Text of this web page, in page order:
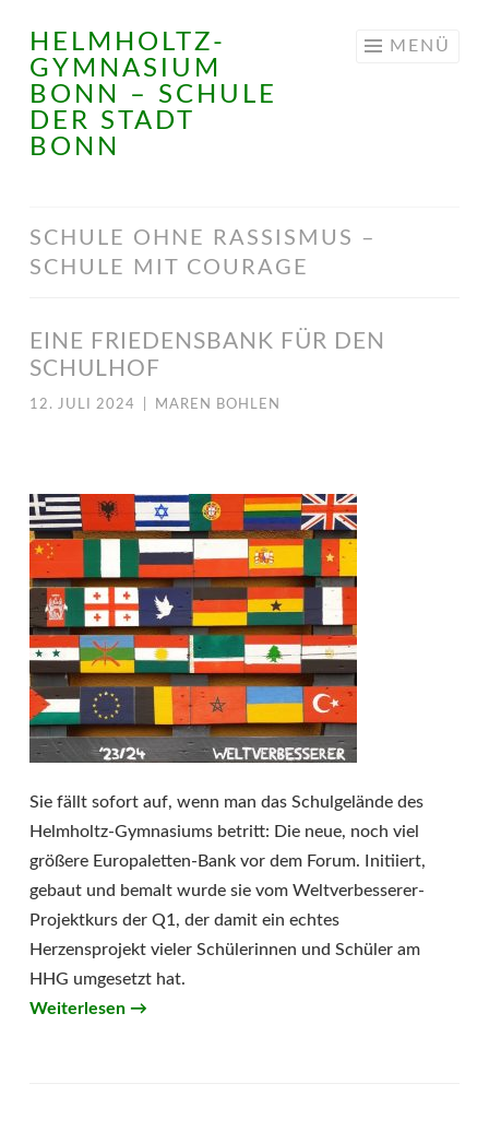
Springe
zum
Inhalt
HELMHOLTZ-
GYMNASIUM
BONN – SCHULE
DER STADT
BONN
MENÜ
SCHULE OHNE RASSISMUS –
SCHULE MIT COURAGE
EINE FRIEDENSBANK FÜR DEN
SCHULHOF
12. JULI 2024 MAREN BOHLEN
Sie fällt sofort auf, wenn man das Schulgelände des
Helmholtz-Gymnasiums betritt: Die neue, noch viel
größere Europaletten-Bank vor dem Forum. Initiiert,
gebaut und bemalt wurde sie vom Weltverbesserer-
Projektkurs der Q1, der damit ein echtes
Herzensprojekt vieler Schülerinnen und Schüler am
HHG umgesetzt hat.
Weiterlesen →